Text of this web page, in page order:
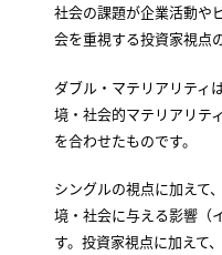
社会の課題が企業活動や
会を重視する投資家視点
ダブル・マテリアリティ
境・社会的マテリアリテ
を合わせたものです。
シングルの視点に加えて
境・社会に与える影響（
す。投資家視点に加えて